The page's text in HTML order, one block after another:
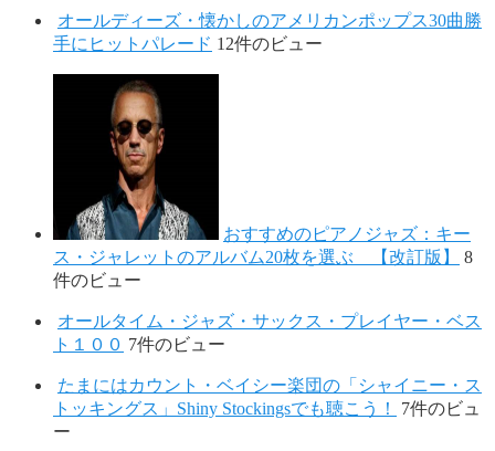
オールディーズ・懐かしのアメリカンポップス30曲勝
手にヒットパレード 12件のビュー
おすすめのピアノジャズ：キー
ス・ジャレットのアルバム20枚を選ぶ 【改訂版】
8
件のビュー
オールタイム・ジャズ・サックス・プレイヤー・ベス
ト１００ 7件のビュー
たまにはカウント・ベイシー楽団の「シャイニー・ス
トッキングス」Shiny Stockingsでも聴こう！
7件のビュ
ー